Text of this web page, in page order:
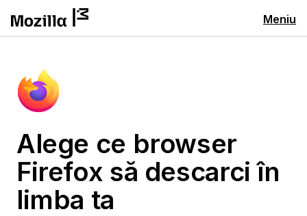
Meniu
Alege ce browser
Firefox să descarci în
limba ta